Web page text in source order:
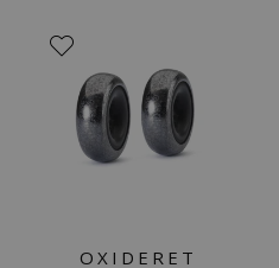
OXIDERET